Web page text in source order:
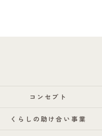
コンセプト
くらしの助け合い事業